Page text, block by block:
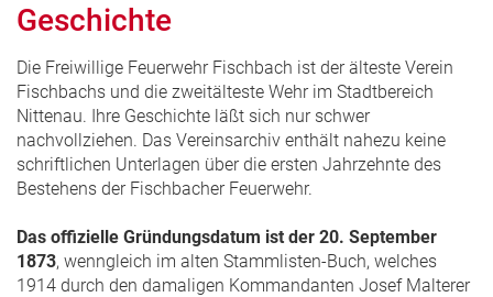
Geschichte
Die Freiwillige Feuerwehr Fischbach ist der älteste Verein
Fischbachs und die zweitälteste Wehr im Stadtbereich
Nittenau. Ihre Geschichte läßt sich nur schwer
nachvollziehen. Das Vereinsarchiv enthält nahezu keine
schriftlichen Unterlagen über die ersten Jahrzehnte des
Bestehens der Fischbacher Feuerwehr.
Das offizielle Gründungsdatum ist der 20. September
1873, wenngleich im alten Stammlisten-Buch, welches
1914 durch den damaligen Kommandanten Josef Malterer